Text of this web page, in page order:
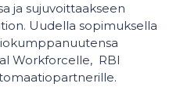
ja sujuvoittaakseen
Uudella sopimuksella
Workforcelle, RBI